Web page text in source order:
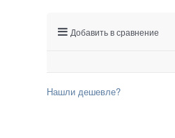
Добавить в сравнение
Нашли дешевле?